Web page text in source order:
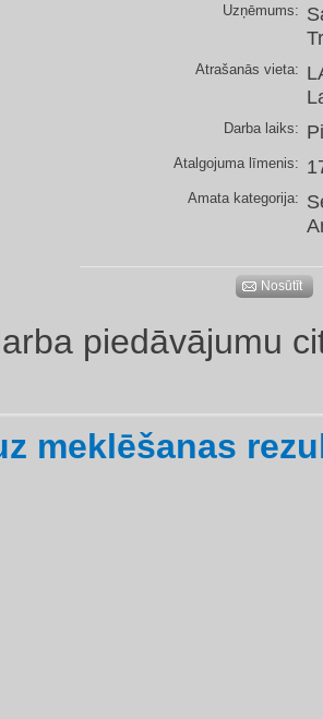
Uzņēmums:
Atrašanās vieta:
Darba laiks:
Atalgojuma līmenis:
Amata kategorija:
Nosūtīt
piedāvājumu
meklēšanas